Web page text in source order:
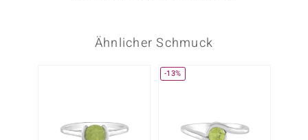
Ähnlicher Schmuck
-13%